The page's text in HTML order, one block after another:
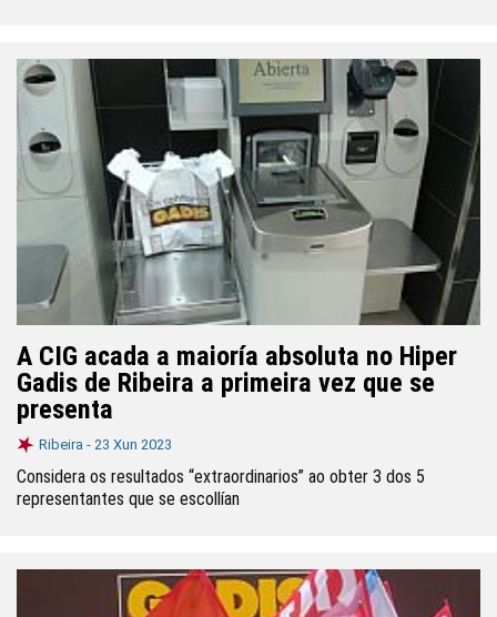
A CIG acada a maioría absoluta no Hiper
Gadis de Ribeira a primeira vez que se
presenta
Ribeira - 23 Xun 2023
Considera os resultados “extraordinarios” ao obter 3 dos 5
representantes que se escollían